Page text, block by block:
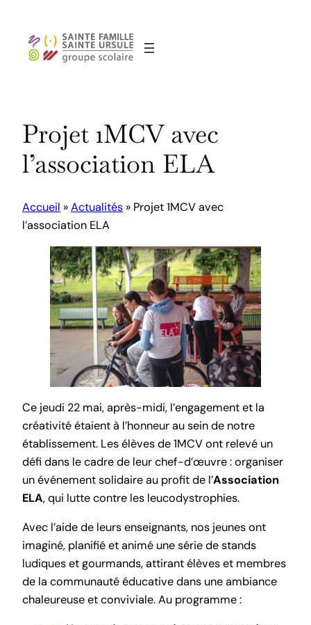
contenu
Projet 1MCV avec
l’association ELA
Accueil »Actualités » Projet 1MCV avec
l’association ELA
Ce jeudi 22 mai, après-midi, l’engagement et la
créativité étaient à l’honneur au sein de notre
établissement. Les élèves de 1MCV ont relevé un
défi dans le cadre de leur chef-d’œuvre : organiser
un événement solidaire au profit de l’Association
ELA, qui lutte contre les leucodystrophies.
Avec l’aide de leurs enseignants, nos jeunes ont
imaginé, planifié et animé une série de stands
ludiques et gourmands, attirant élèves et membres
de la communauté éducative dans une ambiance
chaleureuse et conviviale. Au programme :